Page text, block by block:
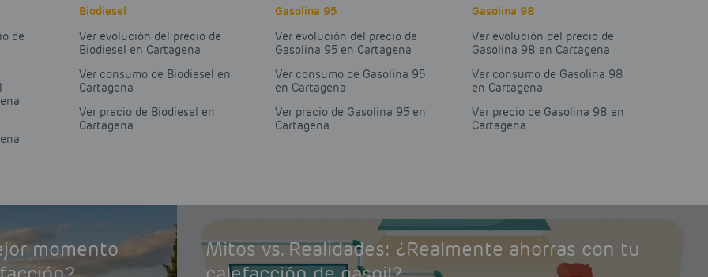
de
Biodiesel
Ver evolución del precio de
Biodiesel en Cartagena
Ver consumo de Biodiesel en
Cartagena
Ver precio de Biodiesel en
Cartagena
Gasolina 95
Ver evolución del precio de
Gasolina 95 en Cartagena
Ver consumo de Gasolina 95
en Cartagena
Ver precio de Gasolina 95 en
Cartagena
Gasolina 98
Ver evolución del precio de
Gasolina 98 en Cartagena
Ver consumo de Gasolina 98
en Cartagena
Ver precio de Gasolina 98 en
Cartagena
momento
Mitos vs. Realidades: ¿Realmente ahorras con tu